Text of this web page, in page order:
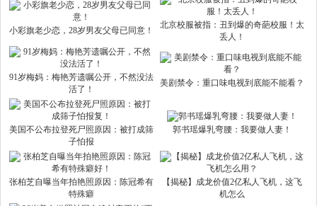
小彩旗老少恋，28岁男友父母已同意！
北京校服被指：丑到爆的奇葩校服！太
丢人！
91岁梅妈：梅艳芳遗嘱公开，不然没法
活了！
美剧禁令：重口味电视到底能不能看？
美国不公布拉登死尸照原因：被打成筛
子怕报
郭书瑶爆乳弯腰：我要做人妻！
张柏芝自曝当年拍艳照原因：陈冠希有
特殊癖
【揭秘】成龙价值2亿私人飞机，这飞
机怎么